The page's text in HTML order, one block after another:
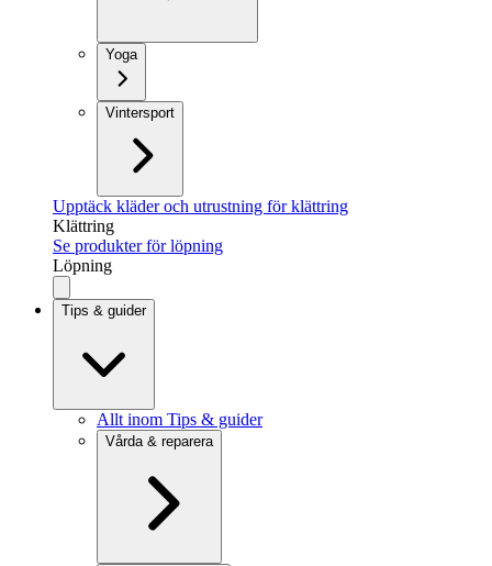
Yoga
Vintersport
Upptäck kläder och utrustning för klättring
Klättring
Se produkter för löpning
Löpning
Tips & guider
Allt inom Tips & guider
Vårda & reparera